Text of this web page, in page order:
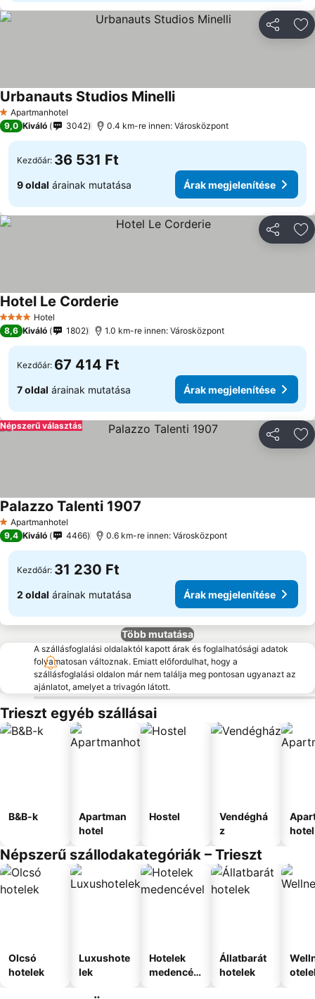
1 Kategória
Apartmanhotel
Urbanauts Studios MinelliÁrak megjelenítése
9,0 Kiváló 3042 0.4 km-re innen: Városközpont
Kezdőár: 36 531 Ft
9 oldal árainak mutatása Árak megjelenítése
4 KategóriaHotel
Hotel Le Corderie
8,6 Kiváló 1802 1.0 km-re innen: Városközpont
Kezdőár: 67 414 Ft
7 oldal árainak mutatása Árak megjelenítése
Népszerű választás
1 Kategória
Apartmanhotel
Palazzo Talenti 1907
9,4 Kiváló 4466 0.6 km-re innen: Városközpont
Kezdőár: 31 230 Ft
2 oldal árainak mutatása Árak megjelenítése
Több mutatása
A szállásfoglalási oldalaktól kapott árak és foglalhatósági adatok
folyamatosan változnak. Emiatt előfordulhat, hogy a
szállásfoglalási oldalon már nem találja meg pontosan ugyanazt az
ajánlatot, amelyet a trivagón látott.
Trieszt egyéb szállásai
B&B-k
Apartman
hotel
Hostel
Vendéghá
z
hotel
Népszerű szállodakategóriák – Trieszt
Olcsó
hotelek
Luxushote
lek
Hotelek
medencév
Állatbarát
hotelek